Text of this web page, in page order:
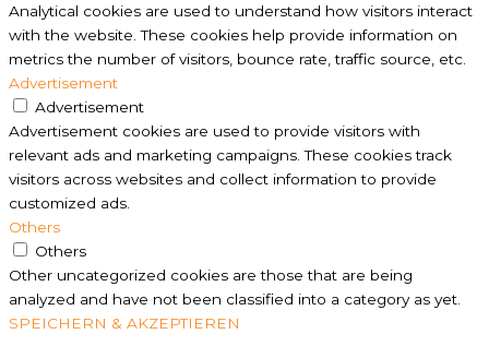
Analytical cookies are used to understand how visitors interact
with the website. These cookies help provide information on
metrics the number of visitors, bounce rate, traffic source, etc.
Advertisement
Advertisement
Advertisement cookies are used to provide visitors with
relevant ads and marketing campaigns. These cookies track
visitors across websites and collect information to provide
customized ads.
Others
Others
Other uncategorized cookies are those that are being
analyzed and have not been classified into a category as yet.
SPEICHERN & AKZEPTIEREN